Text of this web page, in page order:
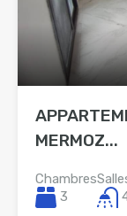
MERMOZ...
Chambres
3